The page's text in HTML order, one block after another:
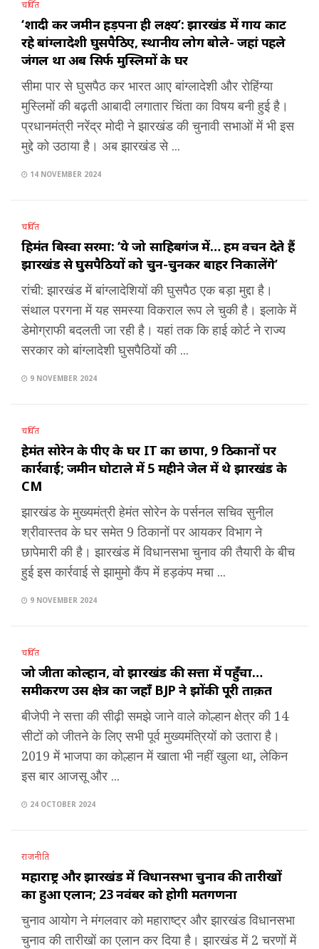
चर्चित
‘शादी कर जमीन हड़पना ही लक्ष्य’: झारखंड में गाय काट
रहे बांग्लादेशी घुसपैठिए, स्थानीय लोग बोले- जहां पहले
जंगल था अब सिर्फ मुस्लिमों के घर
सीमा पार से घुसपैठ कर भारत आए बांग्लादेशी और रोहिंग्या
मुस्लिमों की बढ़ती आबादी लगातार चिंता का विषय बनी हुई है।
प्रधानमंत्री नरेंद्र मोदी ने झारखंड की चुनावी सभाओं में भी इस
मुद्दे को उठाया है। अब झारखंड से ...
14 NOVEMBER 2024
चर्चित
हिमंत बिस्वा सरमा: ‘ये जो साहिबगंज में… हम वचन देते हैं
झारखंड से घुसपैठियों को चुन-चुनकर बाहर निकालेंगे’
रांची: झारखंड में बांग्लादेशियों की घुसपैठ एक बड़ा मुद्दा है।
संथाल परगना में यह समस्या विकराल रूप ले चुकी है। इलाके में
डेमोग्राफी बदलती जा रही है। यहां तक कि हाई कोर्ट ने राज्य
सरकार को बांग्लादेशी घुसपैठियों की ...
9 NOVEMBER 2024
चर्चित
हेमंत सोरेन के पीए के घर IT का छापा, 9 ठिकानों पर
कार्रवाई; जमीन घोटाले में 5 महीने जेल में थे झारखंड के
CM
झारखंड के मुख्यमंत्री हेमंत सोरेन के पर्सनल सचिव सुनील
श्रीवास्तव के घर समेत 9 ठिकानों पर आयकर विभाग ने
छापेमारी की है। झारखंड में विधानसभा चुनाव की तैयारी के बीच
हुई इस कार्रवाई से झामुमो कैंप में हड़कंप मचा ...
9 NOVEMBER 2024
चर्चित
जो जीता कोल्हान, वो झारखंड की सत्ता में पहुँचा…
समीकरण उस क्षेत्र का जहाँ BJP ने झोंकी पूरी ताक़त
बीजेपी ने सत्ता की सीढ़ी समझे जाने वाले कोल्हान क्षेत्र की 14
सीटों को जीतने के लिए सभी पूर्व मुख्यमंत्रियों को उतारा है।
2019 में भाजपा का कोल्हान में खाता भी नहीं खुला था, लेकिन
इस बार आजसू और ...
24 OCTOBER 2024
राजनीति
महाराष्ट्र और झारखंड में विधानसभा चुनाव की तारीखों
का हुआ एलान; 23 नवंबर को होगी मतगणना
चुनाव आयोग ने मंगलवार को महाराष्ट्र और झारखंड विधानसभा
चुनाव की तारीखों का एलान कर दिया है। झारखंड में 2 चरणों में